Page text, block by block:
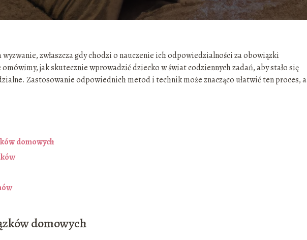
zwłaszcza gdy chodzi o nauczenie ich odpowiedzialności za obowiązki
jak skutecznie wprowadzić dziecko w świat codziennych zadań, aby stało się
Zastosowanie odpowiednich metod i technik może znacząco ułatwić ten proces, a
domowych
domowych